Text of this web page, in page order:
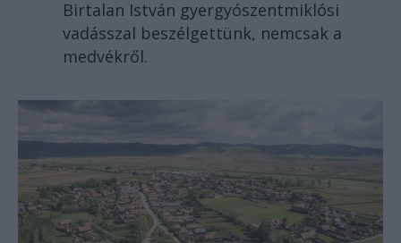
Birtalan István gyergyószentmiklósi
vadásszal beszélgettünk, nemcsak a
medvékről.